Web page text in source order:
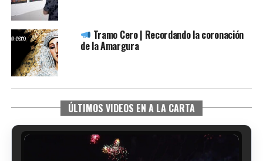
Tramo Cero | Recordando la coronación
de la Amargura
ÚLTIMOS VIDEOS EN A LA CARTA